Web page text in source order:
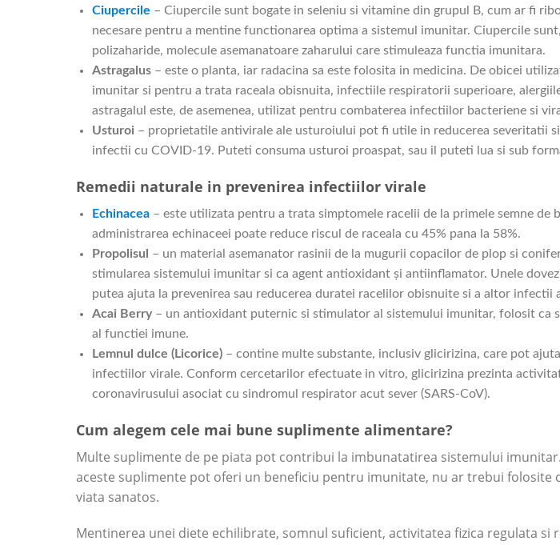
Ciupercile – Ciupercile sunt bogate in seleniu si vitamine din grupul B, cum ar fi
necesare pentru a mentine functionarea optima a sistemul imunitar. Ciupercile
polizaharide, molecule asemanatoare zaharului care stimuleaza functia imunitara.
Astragalus – este o planta, iar radacina sa este folosita in medicina. De obicei
imunitar si pentru a trata raceala obisnuita, infectiile respiratorii superioare,
astragalul este, de asemenea, utilizat pentru combaterea infectiilor bacteriene si
Usturoi – proprietatile antivirale ale usturoiului pot fi utile in reducerea severitatii
infectii cu COVID-19. Puteti consuma usturoi proaspat, sau il puteti lua si sub
Remedii naturale in prevenirea infectiilor virale
Echinacea – este utilizata pentru a trata simptomele racelii de la primele semne de
administrarea echinaceei poate reduce riscul de raceala cu 45% pana la 58%.
Propolisul – un material asemanator rasinii de la mugurii copacilor de plop si
stimularea sistemului imunitar si ca agent antioxidant și antiinflamator. Unele
putea ajuta la prevenirea sau reducerea duratei racelilor obisnuite si a altor infectii
Acai Berry– un antioxidant puternic si stimulator al sistemului imunitar, folosit ca
al functiei imune.
Lemnul dulce (Licorice) – contine multe substante, inclusiv glicirizina, care pot
infectiilor virale. Conform cercetarilor efectuate in vitro, glicirizina prezinta
coronavirusului asociat cu sindromul respirator acut sever (SARS-CoV).
Cum alegem cele mai bune suplimente alimentare?
Multe suplimente de pe piata pot contribui la imbunatatirea sistemului
aceste suplimente pot oferi un beneficiu pentru imunitate, nu ar trebui folosite
viata sanatos.
Mentinerea unei diete echilibrate, somnul suficient, activitatea fizica regulata si